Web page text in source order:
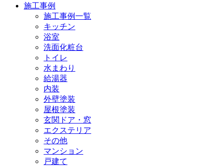
施工事例
施工事例一覧
キッチン
浴室
洗面化粧台
トイレ
水まわり
給湯器
内装
外壁塗装
屋根塗装
玄関ドア・窓
エクステリア
その他
マンション
戸建て